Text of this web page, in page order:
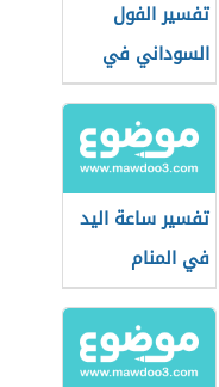
تفسير الفول
السوداني في
المنام
تفسير ساعة اليد
في المنام